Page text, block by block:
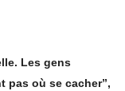
Les gens
pas où se cacher”,